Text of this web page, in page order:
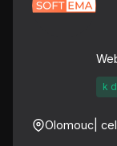
k
Olomouc |